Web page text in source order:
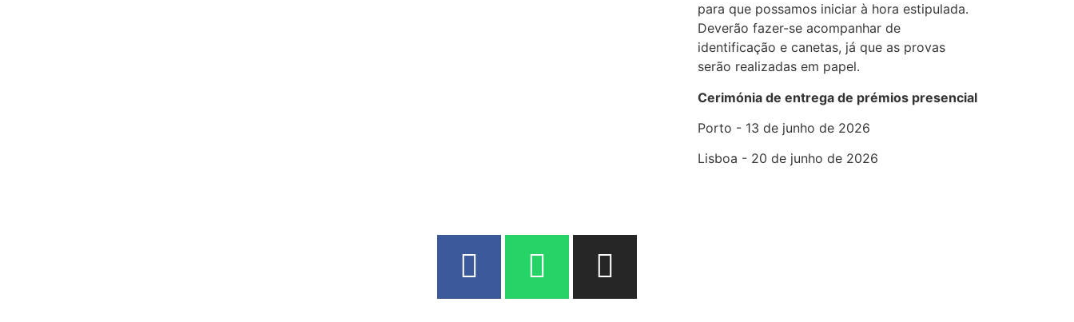
para que possamos iniciar à hora estipulada.
Deverão fazer-se acompanhar de
identificação e canetas, já que as provas
serão realizadas em papel.
Cerimónia de entrega de prémios presencial
Porto - 13 de junho de 2026
Lisboa - 20 de junho de 2026